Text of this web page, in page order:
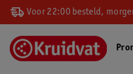
Voor 22:00 besteld,